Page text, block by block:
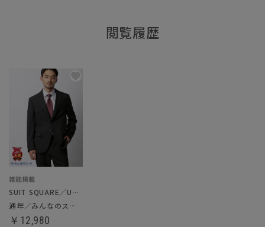
閲覧履歴
SUIT SQUARE／UNIVERSAL LANGUAGE
通年／みんなのスーツ
￥12,980